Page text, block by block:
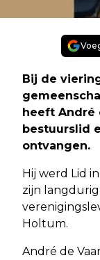
Bij de
heeft André
bestuurslid
ontvangen.
Hij werd Lid
zijn
Holtum.
André de